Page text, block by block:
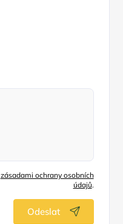
zásadami ochrany osobních
údajů.
Odeslat